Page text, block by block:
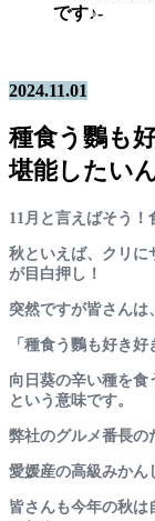
です♪-
2024.11.01
種食う鸚も
堪能したい
11月と言えばそう！
秋といえば、クリに
が目白押し！
突然ですが皆さんは
「種食う鸚も好き好
向日葵の辛い種を食
という意味です。
弊社のグルメ番長
愛媛産の高級みかん
皆さんも今年の秋は